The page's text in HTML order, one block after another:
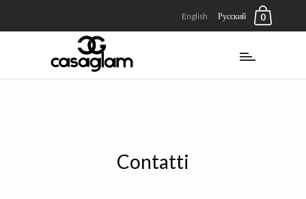
English Русский 0
Contatti